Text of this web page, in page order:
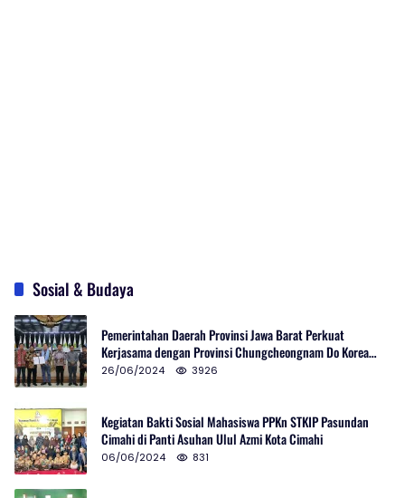
Sosial & Budaya
Pemerintahan Daerah Provinsi Jawa Barat Perkuat
Kerjasama dengan Provinsi Chungcheongnam Do Korea
Selatan
26/06/2024 3926
Kegiatan Bakti Sosial Mahasiswa PPKn STKIP Pasundan
Cimahi di Panti Asuhan Ulul Azmi Kota Cimahi
06/06/2024 831